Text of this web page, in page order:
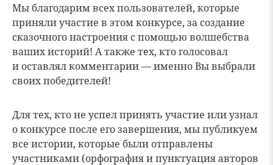
Мы благодарим всех пользователей, которые
приняли участие в этом конкурсе, за создание
сказочного настроения с помощью волшебства
ваших историй! А также тех, кто голосовал
и оставлял комментарии — именно Вы выбрали
своих победителей!
Для тех, кто не успел принять участие или узнал
о конкурсе после его завершения, мы публикуем
все истории, которые были отправлены
участниками (орфография и пунктуация авторов